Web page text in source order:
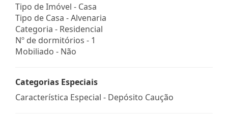
Tipo de Imóvel - Casa
Tipo de Casa - Alvenaria
Categoria - Residencial
Nº de dormitórios - 1
Mobiliado - Não
Categorias Especiais
Característica Especial - Depósito Caução